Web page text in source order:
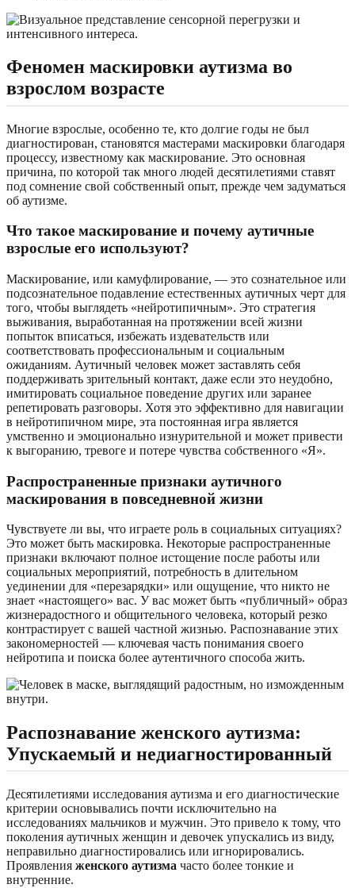
Феномен маскировки аутизма во
взрослом возрасте
Многие взрослые, особенно те, кто долгие годы не был
диагностирован, становятся мастерами маскировки благодаря
процессу, известному как маскирование. Это основная
причина, по которой так много людей десятилетиями ставят
под сомнение свой собственный опыт, прежде чем задуматься
об аутизме.
Что такое маскирование и почему аутичные
взрослые его используют?
Маскирование, или камуфлирование, — это сознательное или
подсознательное подавление естественных аутичных черт для
того, чтобы выглядеть «нейротипичным». Это стратегия
выживания, выработанная на протяжении всей жизни
попыток вписаться, избежать издевательств или
соответствовать профессиональным и социальным
ожиданиям. Аутичный человек может заставлять себя
поддерживать зрительный контакт, даже если это неудобно,
имитировать социальное поведение других или заранее
репетировать разговоры. Хотя это эффективно для навигации
в нейротипичном мире, эта постоянная игра является
умственно и эмоционально изнурительной и может привести
к выгоранию, тревоге и потере чувства собственного «Я».
Распространенные признаки аутичного
маскирования в повседневной жизни
Чувствуете ли вы, что играете роль в социальных ситуациях?
Это может быть маскировка. Некоторые распространенные
признаки включают полное истощение после работы или
социальных мероприятий, потребность в длительном
уединении для «перезарядки» или ощущение, что никто не
знает «настоящего» вас. У вас может быть «публичный» образ
жизнерадостного и общительного человека, который резко
контрастирует с вашей частной жизнью. Распознавание этих
закономерностей — ключевая часть понимания своего
нейротипа и поиска более аутентичного способа жить.
Распознавание женского аутизма:
Упускаемый и недиагностированный
Десятилетиями исследования аутизма и его диагностические
критерии основывались почти исключительно на
исследованиях мальчиков и мужчин. Это привело к тому, что
поколения аутичных женщин и девочек упускались из виду,
неправильно диагностировались или игнорировались.
Проявления женского аутизма часто более тонкие и
внутренние.